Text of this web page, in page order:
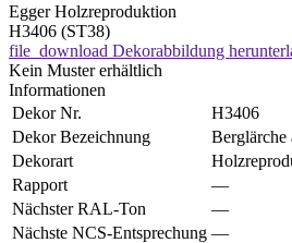
Egger Holzreproduktion
H3406 (ST38)
file_download Dekorabbildung
Kein Muster erhältlich
Informationen
Dekor Nr.
H3406
Dekor Bezeichnung
Berglärche
Dekorart
Rapport
—
Nächster RAL-Ton
—
Nächste NCS-Entsprechung —